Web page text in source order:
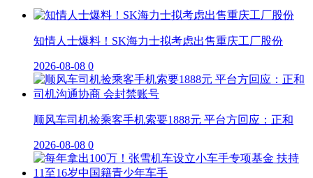
知情人士爆料！SK海力士拟考虑出售重庆工厂股份
2026-08-08 0
顺风车司机捡乘客手机索要1888元 平台方回应：正和
2026-08-08 0